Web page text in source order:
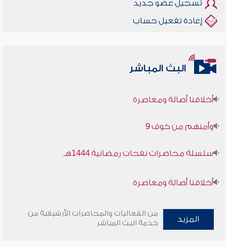
تسجيل عضو جديد
إعادة تفعيل حساب
البث المباشر
سلسلة محاضرات نفحات رمضانية 1444هـ
المزيد
من الفعاليات والمحاضرات الأرشيفية من
خدمة البث المباشر